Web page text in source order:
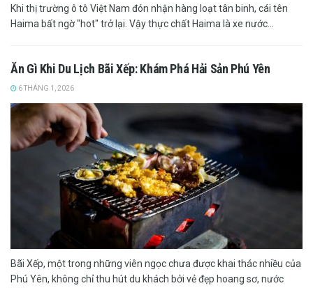
Khi thị trường ô tô Việt Nam đón nhận hàng loạt tân binh, cái tên
Haima bất ngờ "hot" trở lại. Vậy thực chất Haima là xe nước...
Ăn Gì Khi Du Lịch Bãi Xếp: Khám Phá Hải Sản Phú Yên
6 THÁNG 1, 2026
Bãi Xếp, một trong những viên ngọc chưa được khai thác nhiều của
Phú Yên, không chỉ thu hút du khách bởi vẻ đẹp hoang sơ, nước